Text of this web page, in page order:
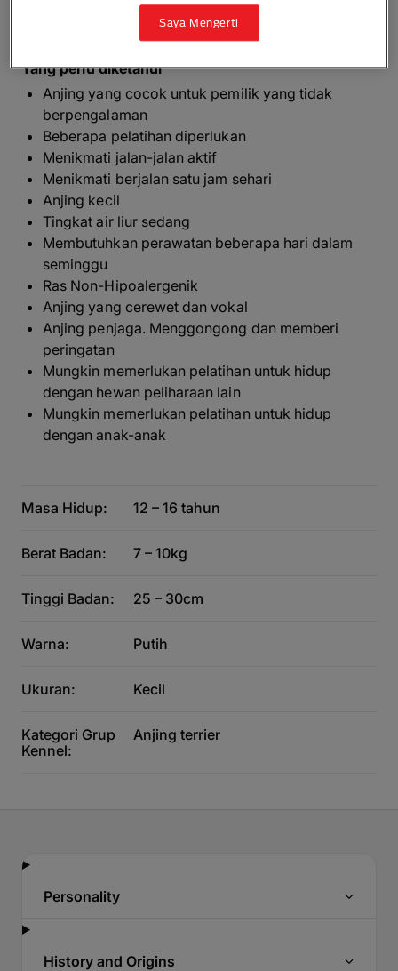
bawah yang lembut dan berlimpah. Highland Westies
dewasa berukuran 28cm dan berat 7-10kg.
Yang perlu diketahui
Anjing yang cocok untuk pemilik yang tidak
berpengalaman
Beberapa pelatihan diperlukan
Menikmati jalan-jalan aktif
Menikmati berjalan satu jam sehari
Anjing kecil
Tingkat air liur sedang
Membutuhkan perawatan beberapa hari dalam
seminggu
Ras Non-Hipoalergenik
Anjing yang cerewet dan vokal
Anjing penjaga. Menggongong dan memberi
peringatan
Mungkin memerlukan pelatihan untuk hidup
dengan hewan peliharaan lain
Mungkin memerlukan pelatihan untuk hidup
dengan anak-anak
Masa Hidup: 12 – 16 tahun
Berat Badan: 7 – 10kg
Tinggi Badan: 25 – 30cm
Warna: Putih
Ukuran: Kecil
Kategori Grup
Kennel:
Anjing terrier
Personality
History and Origins
Saya Mengerti